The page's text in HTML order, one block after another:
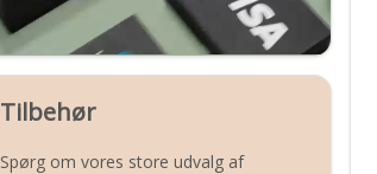
Tilbehør
Spørg om vores store udvalg af